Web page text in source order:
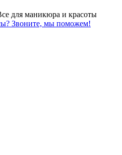
для маникюра и красоты
Звоните, мы поможем!